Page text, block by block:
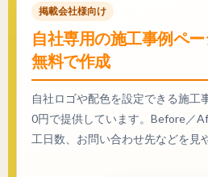
掲載会社様向け
自社専用の施工事例ペ
無料で作成
自社ロゴや配色を設定できる施工
0円で提供しています。Before／
工日数、お問い合わせ先などを見